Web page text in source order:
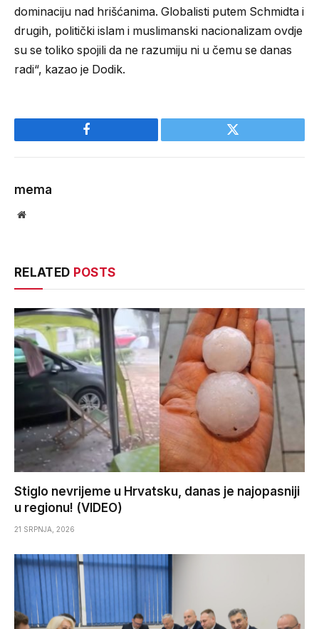
dominaciju nad hrišćanima. Globalisti putem Schmidta i
drugih, politički islam i muslimanski nacionalizam ovdje
su se toliko spojili da ne razumiju ni u čemu se danas
radi“, kazao je Dodik.
Facebook Twitter
mema
Website
RELATED POSTS
Stiglo nevrijeme u Hrvatsku, danas je najopasniji
u regionu! (VIDEO)
21 SRPNJA, 2026